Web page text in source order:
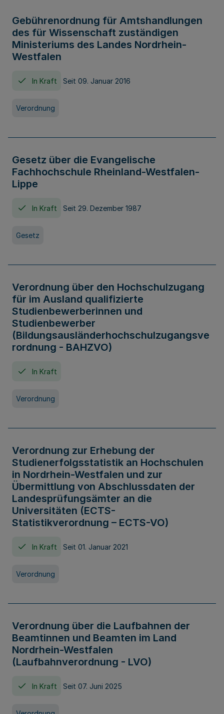
Gebührenordnung für Amtshandlungen
des für Wissenschaft zuständigen
Ministeriums des Landes Nordrhein-
Westfalen
In Kraft Seit 09. Januar 2016
Verordnung
Gesetz über die Evangelische
Fachhochschule Rheinland-Westfalen-
Lippe
In Kraft Seit 29. Dezember 1987
Gesetz
Verordnung über den Hochschulzugang
für im Ausland qualifizierte
Studienbewerberinnen und
Studienbewerber
(Bildungsausländerhochschulzugangsve
rordnung - BAHZVO)
In Kraft
Verordnung
Verordnung zur Erhebung der
Studienerfolgsstatistik an Hochschulen
in Nordrhein-Westfalen und zur
Übermittlung von Abschlussdaten der
Landesprüfungsämter an die
Universitäten (ECTS-
Statistikverordnung – ECTS-VO)
In Kraft Seit 01. Januar 2021
Verordnung
Verordnung über die Laufbahnen der
Beamtinnen und Beamten im Land
Nordrhein-Westfalen
(Laufbahnverordnung - LVO)
In Kraft Seit 07. Juni 2025